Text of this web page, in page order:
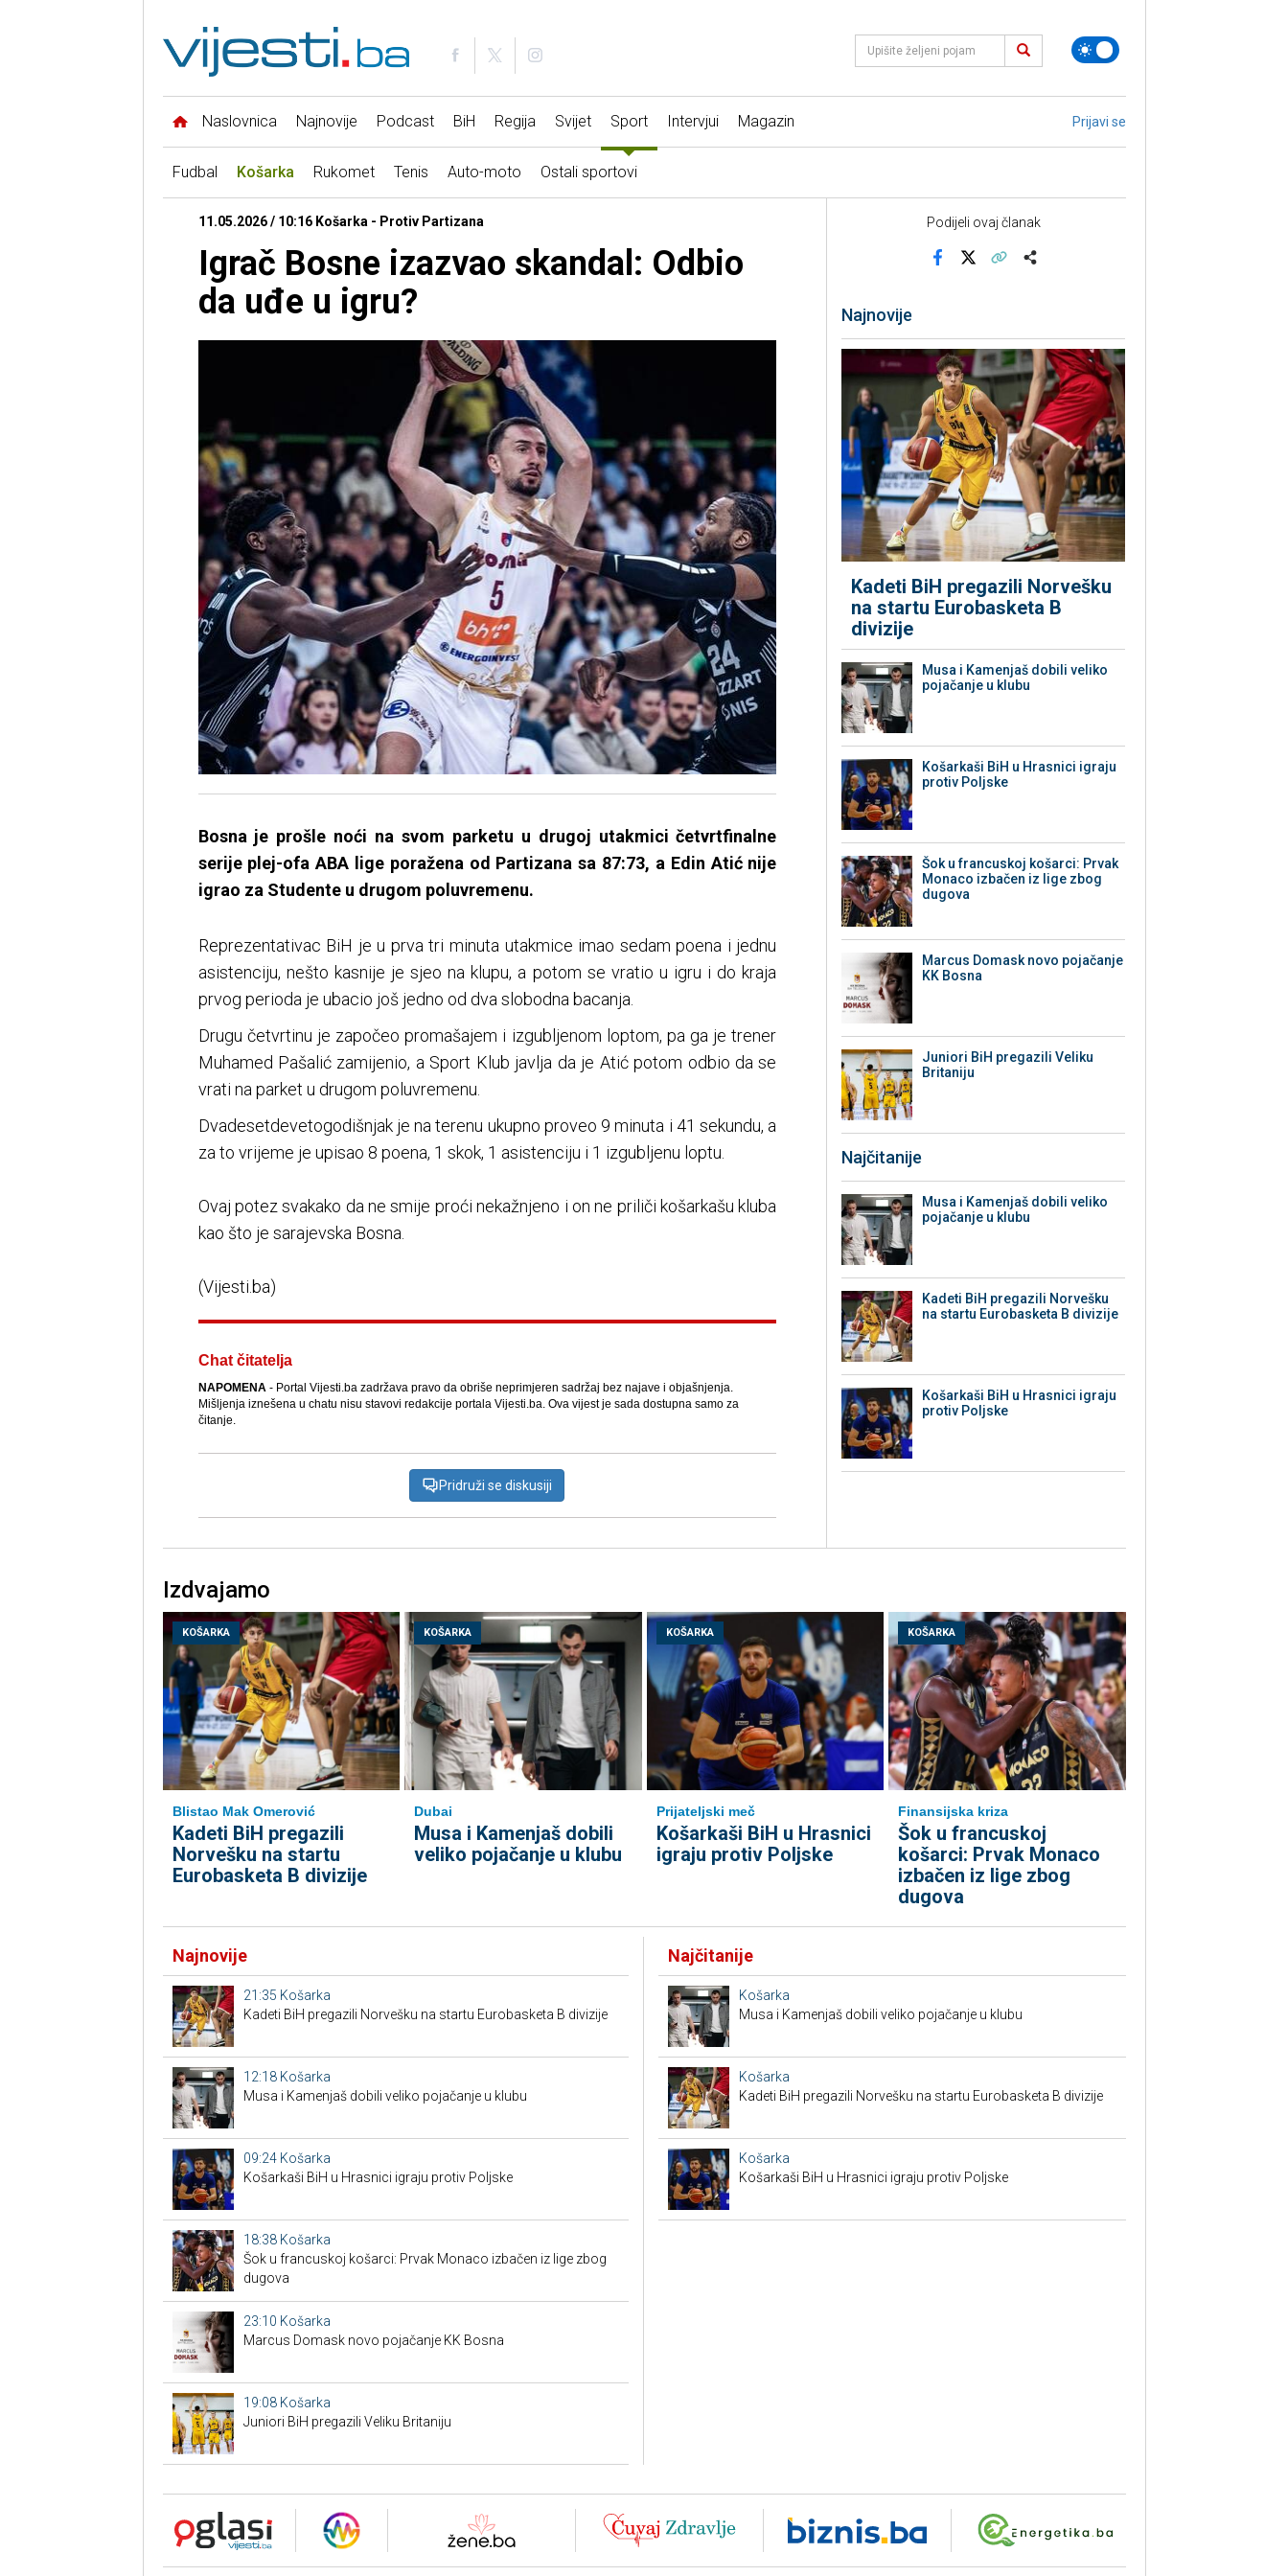
Naslovnica Najnovije Podcast BiH Regija Svijet Sport Intervjui Magazin Prijavi se
Fudbal Košarka Rukomet Tenis Auto-moto Ostali sportovi
11.05.2026 / 10:16 Košarka - Protiv Partizana
Igrač Bosne izazvao skandal: Odbio
da uđe u igru?
Bosna je prošle noći na svom parketu u drugoj utakmici četvrtfinalne
serije plej-ofa ABA lige poražena od Partizana sa 87:73, a Edin Atić nije
igrao za Studente u drugom poluvremenu.
Reprezentativac BiH je u prva tri minuta utakmice imao sedam poena i jednu
asistenciju, nešto kasnije je sjeo na klupu, a potom se vratio u igru i do kraja
prvog perioda je ubacio još jedno od dva slobodna bacanja.
Drugu četvrtinu je započeo promašajem i izgubljenom loptom, pa ga je trener
Muhamed Pašalić zamijenio, a Sport Klub javlja da je Atić potom odbio da se
vrati na parket u drugom poluvremenu.
Dvadesetdevetogodišnjak je na terenu ukupno proveo 9 minuta i 41 sekundu, a
za to vrijeme je upisao 8 poena, 1 skok, 1 asistenciju i 1 izgubljenu loptu.
Ovaj potez svakako da ne smije proći nekažnjeno i on ne priliči košarkašu kluba
kao što je sarajevska Bosna.
(Vijesti.ba)
Chat čitatelja
NAPOMENA- Portal Vijesti.ba zadržava pravo da obriše neprimjeren sadržaj bez najave i objašnjenja.
Mišljenja iznešena u chatu nisu stavovi redakcije portala Vijesti.ba. Ova vijest je sada dostupna samo za
čitanje.
Pridruži se diskusiji
Podijeli ovaj članak
Najnovije
Kadeti BiH pregazili Norvešku
na startu Eurobasketa B
divizije
Musa i Kamenjaš dobili veliko
pojačanje u klubu
Košarkaši BiH u Hrasnici igraju
protiv Poljske
Šok u francuskoj košarci: Prvak
Monaco izbačen iz lige zbog
dugova
Marcus Domask novo pojačanje
KK Bosna
Juniori BiH pregazili Veliku
Britaniju
Najčitanije
Musa i Kamenjaš dobili veliko
pojačanje u klubu
Kadeti BiH pregazili Norvešku
na startu Eurobasketa B divizije
Košarkaši BiH u Hrasnici igraju
protiv Poljske
Izdvajamo
KOŠARKA
Blistao Mak Omerović
Kadeti BiH pregazili
Norvešku na startu
Eurobasketa B divizije
KOŠARKA
Dubai
Musa i Kamenjaš dobili
veliko pojačanje u klubu
KOŠARKA
Prijateljski meč
Košarkaši BiH u Hrasnici
igraju protiv Poljske
KOŠARKA
Finansijska kriza
Šok u francuskoj
košarci: Prvak Monaco
izbačen iz lige zbog
dugova
Najnovije
21:35 Košarka
Kadeti BiH pregazili Norvešku na startu Eurobasketa B divizije
12:18 Košarka
Musa i Kamenjaš dobili veliko pojačanje u klubu
09:24 Košarka
Košarkaši BiH u Hrasnici igraju protiv Poljske
18:38 Košarka
Šok u francuskoj košarci: Prvak Monaco izbačen iz lige zbog
dugova
23:10 Košarka
Marcus Domask novo pojačanje KK Bosna
19:08 Košarka
Juniori BiH pregazili Veliku Britaniju
Najčitanije
Košarka
Musa i Kamenjaš dobili veliko pojačanje u klubu
Košarka
Kadeti BiH pregazili Norvešku na startu Eurobasketa B divizije
Košarka
Košarkaši BiH u Hrasnici igraju protiv Poljske